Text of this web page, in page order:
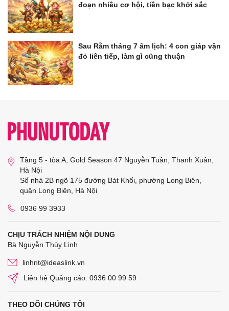
đoạn nhiều cơ hội, tiền bạc khởi sắc
Sau Rằm tháng 7 âm lịch: 4 con giáp vận
đỏ liên tiếp, làm gì cũng thuận
Tầng 5 - tòa A, Gold Season 47 Nguyễn Tuân, Thanh Xuân,
Hà Nội
Số nhà 2B ngõ 175 đường Bát Khối, phường Long Biên,
quận Long Biên, Hà Nội
0936 99 3933
CHỊU TRÁCH NHIỆM NỘI DUNG
Bà Nguyễn Thùy Linh
linhnt@ideaslink.vn
Liên hệ Quảng cáo: 0936 00 99 59
THEO DÕI CHÚNG TÔI